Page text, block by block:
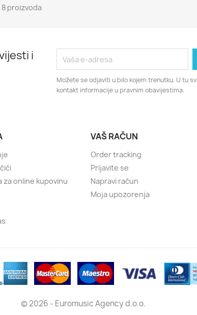
8 proizvoda
i
Možete se odjaviti u bilo kojem trenutku. U tu
kontakt informacije u pravnim obavijestima.
za online kupovinu
VAŠ RAČUN
Order tracking
Prijavite se
Napravi račun
Moja upozorenja
© 2026 - Euromusic Agency d.o.o.